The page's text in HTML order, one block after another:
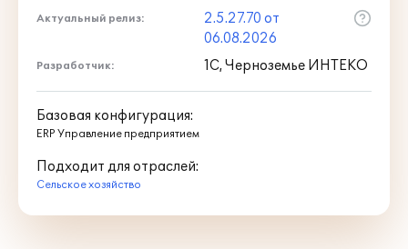
для продукта "1С:Агропромышленный
комплекс. Модуль для 1С:ERP и 1С КА"
использовании с конфигурациями "ERP.
Управление холдингом" или "ERP
Управление предприятием 2", или
отраслевыми решениями на их основе.
Актуальный релиз:
2.5.27.70 от
06.08.2026
Разработчик: 1С, Черноземье ИНТЕКО
Базовая конфигурация:
ERP Управление предприятием
Подходит для отраслей:
Сельское хозяйство